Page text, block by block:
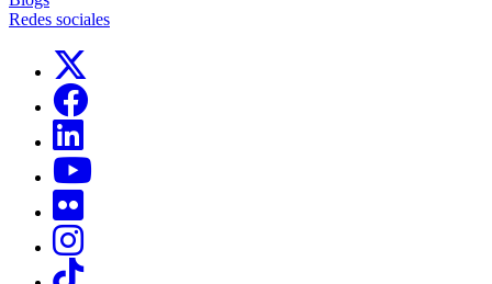
Redes sociales
Links, Opens in this window
Links, Opens in this window
Links, Opens in this window
Links, Opens in this window
Links, Opens in this window